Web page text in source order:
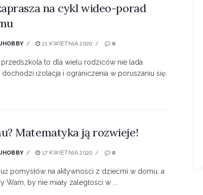
na cykl wideo-porad
21 KWIETNIA 2020 0
przedszkola to dla wielu rodziców nie lada
izolacja i ograniczenia w poruszaniu się.
Matematyka ją rozwieje!
17 KWIETNIA 2020 0
pomysłów na aktywności z dziećmi w domu, a
Wam, by nie miały zaległości w ...